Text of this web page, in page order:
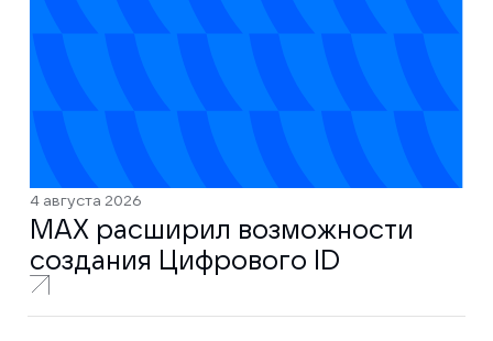
4 августа 2026
MAX расширил возможности
создания Цифрового ID